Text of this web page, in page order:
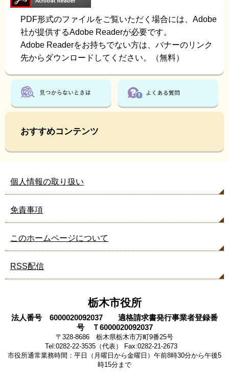
PDF形式のファイルをご覧いただく場合には、Adobe
社が提供するAdobe Readerが必要です。
Adobe Readerをお持ちでない方は、バナーのリンク
先からダウンロードしてください。（無料）
おすすめコンテンツ
個人情報の取り扱い
免責事項
このホームページについて
RSS配信
栃木市役所
法人番号 6000020092037 適格請求書発行事業者登録番
号 Ｔ6000020092037
〒328-8686 栃木県栃木市万町9番25号
Tel:0282-22-3535（代表） Fax:0282-21-2673
市役所通常業務時間：平日（月曜日から金曜日）午前8時30分から午後5
時15分まで